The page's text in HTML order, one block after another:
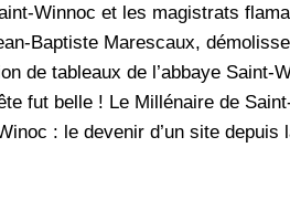
Winnoc et les magistrats
Baptiste Marescaux,
de tableaux de l’abbaye Saint-
fut belle ! Le Millénaire de
: le devenir d’un site depuis